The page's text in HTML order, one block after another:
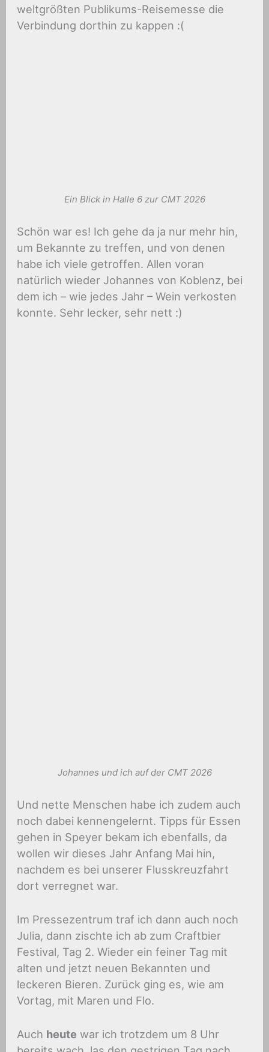
weltgrößten Publikums-Reisemesse die
Verbindung dorthin zu kappen :(
Ein Blick in Halle 6 zur CMT 2026
Schön war es! Ich gehe da ja nur mehr hin,
um Bekannte zu treffen, und von denen
habe ich viele getroffen. Allen voran
natürlich wieder Johannes von Koblenz, bei
dem ich – wie jedes Jahr – Wein verkosten
konnte. Sehr lecker, sehr nett :)
Johannes und ich auf der CMT 2026
Und nette Menschen habe ich zudem auch
noch dabei kennengelernt. Tipps für Essen
gehen in Speyer bekam ich ebenfalls, da
wollen wir dieses Jahr Anfang Mai hin,
nachdem es bei unserer Flusskreuzfahrt
dort verregnet war.
Im Pressezentrum traf ich dann auch noch
Julia, dann zischte ich ab zum Craftbier
Festival, Tag 2. Wieder ein feiner Tag mit
alten und jetzt neuen Bekannten und
leckeren Bieren. Zurück ging es, wie am
Vortag, mit Maren und Flo.
Auch heute war ich trotzdem um 8 Uhr